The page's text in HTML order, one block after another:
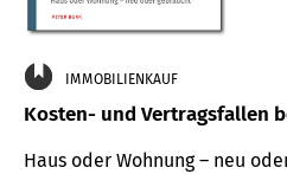
IMMOBILIENKAUF
Kosten- und Vertragsfallen
Haus oder Wohnung – neu